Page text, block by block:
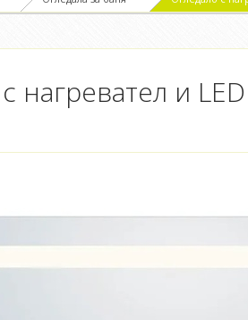
нагревател и